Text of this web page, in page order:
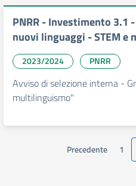
PNRR - Investimento 3.1
nuovi linguaggi - STEM
2023/2024 PNRR
Avviso di selezione interna -
multilinguismo"
Precedente 1